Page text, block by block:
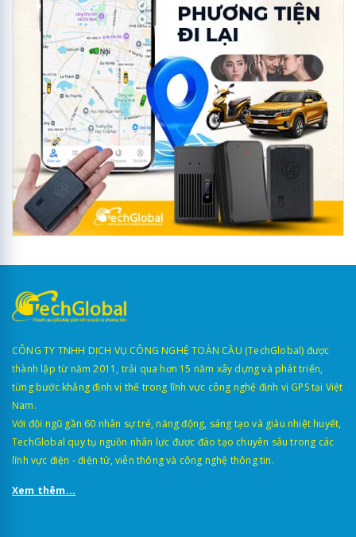
CÔNG TY TNHH DỊCH VỤ CÔNG NGHỆ TOÀN CẦU (TechGlobal) được
thành lập từ năm 2011, trải qua hơn 15 năm xây dựng và phát triển,
từng bước khẳng định vị thế trong lĩnh vực công nghệ định vị GPS tại Việt
Nam.
Với đội ngũ gần 60 nhân sự trẻ, năng động, sáng tạo và giàu nhiệt huyết,
TechGlobal quy tụ nguồn nhân lực được đào tạo chuyên sâu trong các
lĩnh vực điện - điện tử, viễn thông và công nghệ thông tin.
Xem thêm...